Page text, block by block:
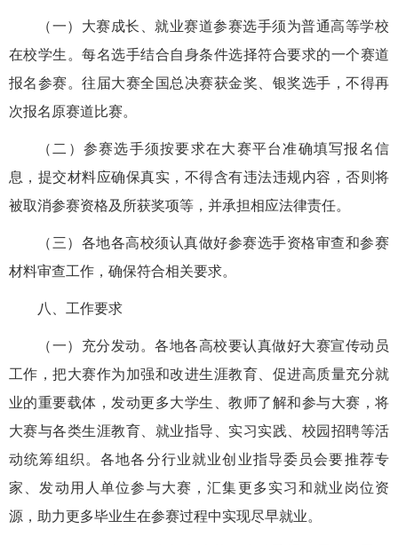
（一）大赛成长、就业赛道参赛选手须为普通高等学校
在校学生。每名选手结合自身条件选择符合要求的一个赛道
报名参赛。往届大赛全国总决赛获金奖、银奖选手，不得再
次报名原赛道比赛。
（二）参赛选手须按要求在大赛平台准确填写报名信
息，提交材料应确保真实，不得含有违法违规内容，否则将
被取消参赛资格及所获奖项等，并承担相应法律责任。
（三）各地各高校须认真做好参赛选手资格审查和参赛
材料审查工作，确保符合相关要求。
八、工作要求
（一）充分发动。各地各高校要认真做好大赛宣传动员
工作，把大赛作为加强和改进生涯教育、促进高质量充分就
业的重要载体，发动更多大学生、教师了解和参与大赛，将
大赛与各类生涯教育、就业指导、实习实践、校园招聘等活
动统筹组织。各地各分行业就业创业指导委员会要推荐专
家、发动用人单位参与大赛，汇集更多实习和就业岗位资
源，助力更多毕业生在参赛过程中实现尽早就业。